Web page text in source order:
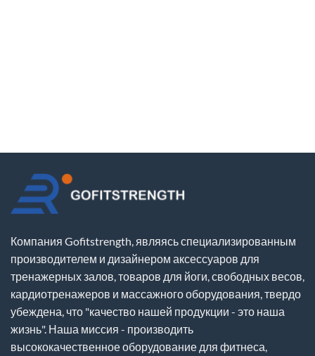
Компания Gofitstrength, являясь специализированным
производителем и дизайнером аксессуаров для
тренажерных залов, товаров для йоги, свободных весов,
кардиотренажеров и массажного оборудования, твердо
убеждена, что "качество нашей продукции - это наша
жизнь". Наша миссия - производить
высококачественное оборудование для фитнеса,